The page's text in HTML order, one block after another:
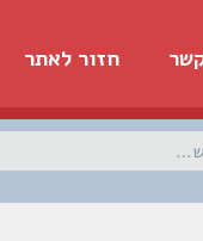
חזור לאתר